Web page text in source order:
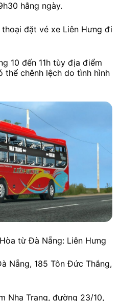
hằng ngày.
đặt vé xe Liên Hưng đi
10 đến 11h tùy địa điểm
thể chênh lệch do tình hình
từ Đà Nẵng: Liên Hưng
Nẵng, 185 Tôn Đức Thắng,
Nha Trang, đường 23/10,